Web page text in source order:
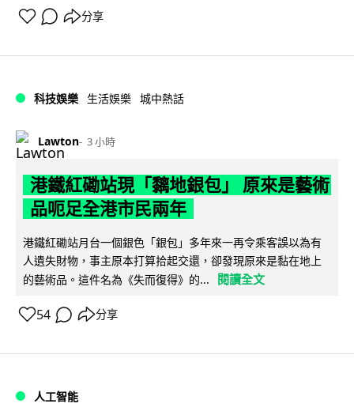
分享
科技娛樂 生活娛樂 城中熱話
Lawton 3 小時
港鐵紅磡站現「黐地銀包」 原來是藝術
品呃足全港市民兩年
港鐵紅磡站月台一個銀色「銀包」多年來一再令乘客誤以為有
人遺失財物，事主原本打算拾起交還，卻發現原來是黏在地上
的藝術品。這件名為《失而復得》的...
閱讀全文
54 分享
人工智能